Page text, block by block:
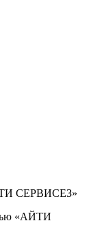
СЕРВИСЕЗ»
«АЙТИ